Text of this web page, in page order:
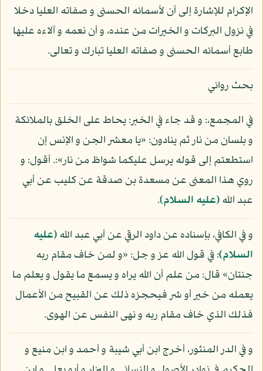
الإكرام للإشارة إلى أن لأسمائه الحسنى و صفاته العليا دخلا
في نزول البركات و الخيرات من عنده، و أن نعمه و آلاءه عليها
طابع أسمائه الحسنى و صفاته العليا تبارك و تعالى.
بحث روائي
في المجمع،: و قد جاء في الخبر: يحاط على الخلق بالملائكة
و بلسان من نار ثم ينادون: «يا معشر الجن و الإنس إن
استطعتم إلى قوله يرسل عليكما شواظ من نار»:. أقول: و
روي هذا المعنى عن مسعدة بن صدقة عن كليب عن أبي
عبد الله(عليه السلام).
و في الكافي، بإسناده عن داود الرقي عن أبي عبد الله(عليه
السلام): في قول الله عز و جل: «و لمن خاف مقام ربه
جنتان» قال: من علم أن الله يراه و يسمع ما يقول و يعلم ما
يعمله من خير أو شر فيحجزه ذلك عن القبيح من الأعمال
فذلك الذي خاف مقام ربه و نهى النفس عن الهوى.
و في الدر المنثور، أخرج ابن أبي شيبة و أحمد و ابن منيع و